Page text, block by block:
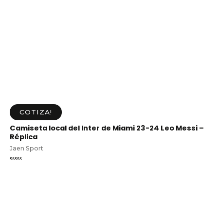
COTIZA!
Camiseta local del Inter de Miami 23-24 Leo Messi –
Réplica
Jaen Sport